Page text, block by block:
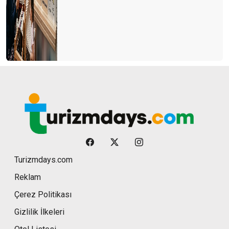
Turizmdays.com
Reklam
Çerez Politikası
Gizlilik İlkeleri